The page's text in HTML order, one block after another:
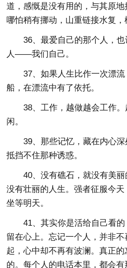
道，感慨是没有用的，与其原地
哪怕稍有挪动，山重链接水复，
36、最爱自己的那个人，
人——我们自己。
37、如果人生比作一次漂
船，在漂流中有了依托。
38、工作，越做越会工作
闲。
39、那些记忆，藏在内心
抵挡不住那种诱惑。
40、没有礁石，就没有美
没有壮丽的人生。强者征服今
坐等明天。
41、其实你是活给自己看
留在心上。忘记一个人，并非
起，心中却不再有波澜。真正
的。每个人的电话本里，都会